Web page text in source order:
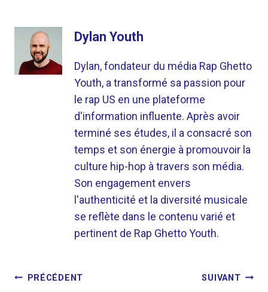
Dylan Youth
Dylan, fondateur du média Rap Ghetto
Youth, a transformé sa passion pour
le rap US en une plateforme
d'information influente. Après avoir
terminé ses études, il a consacré son
temps et son énergie à promouvoir la
culture hip-hop à travers son média.
Son engagement envers
l'authenticité et la diversité musicale
se reflète dans le contenu varié et
pertinent de Rap Ghetto Youth.
NAVIGATION
PRÉCÉDENT SUIVANT